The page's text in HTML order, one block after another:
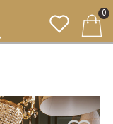
0